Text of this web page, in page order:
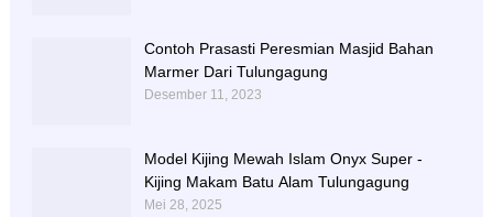
Contoh Prasasti Peresmian Masjid Bahan
Marmer Dari Tulungagung
Desember 11, 2023
Model Kijing Mewah Islam Onyx Super -
Kijing Makam Batu Alam Tulungagung
Mei 28, 2025